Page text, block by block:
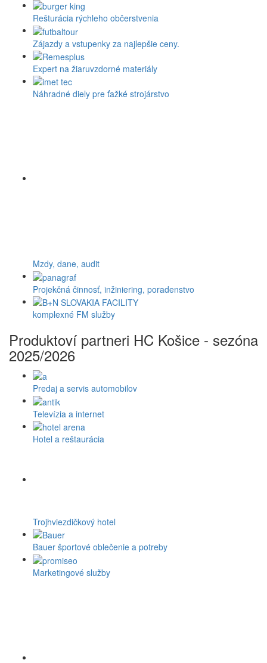
Rešturácia rýchleho občerstvenia
Zájazdy a vstupenky za najlepšie ceny.
Expert na žiaruvzdorné materiály
Náhradné diely pre ťažké strojárstvo
Mzdy, dane, audit
Projekčná činnosť, inžiniering, poradenstvo
komplexné FM služby
Produktoví partneri HC Košice - sezóna
2025/2026
Predaj a servis automobilov
Televízia a internet
Hotel a reštaurácia
Trojhviezdičkový hotel
Bauer športové oblečenie a potreby
Marketingové služby